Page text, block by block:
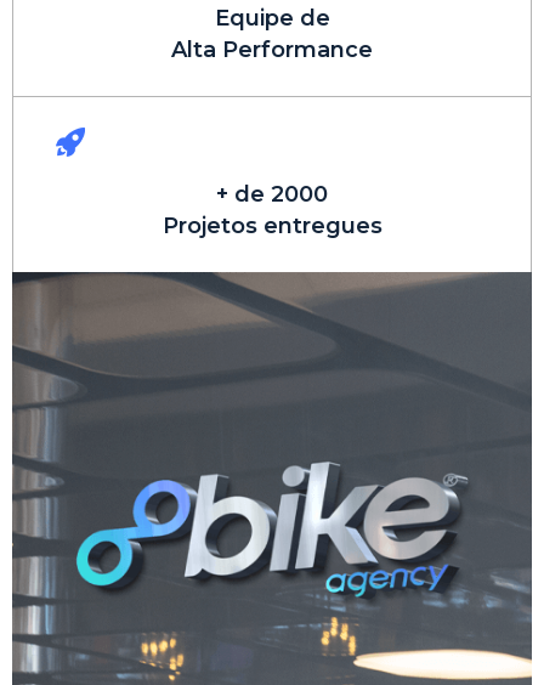
Equipe de
Alta Performance
+ de 2000
Projetos entregues